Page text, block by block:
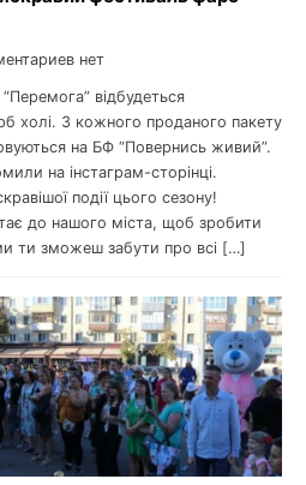
нет
відбудеться
холі. З кожного проданого пакету
на БФ “Повернись живий”.
на інстаграм-сторінці.
події цього сезону!
до нашого міста, щоб зробити
ти зможеш забути про всі […]